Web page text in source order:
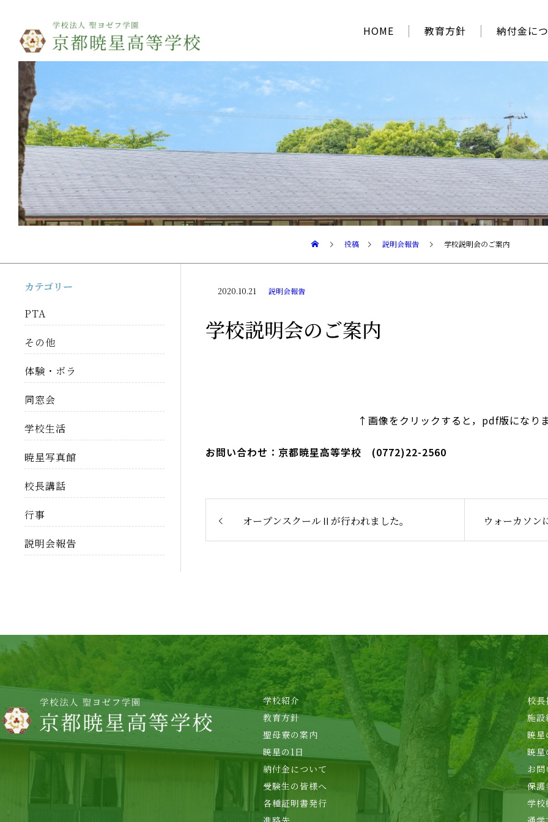
HOME 教育方針 納付金に
投稿 説明会報告 学校説明会のご案内
2020.10.21 説明会報告
学校説明会のご案内
↑画像をクリックすると，pdf版になりま
お問い合わせ：京都暁星高等学校 (0772)22-2560
オープンスクールⅡが行われました。 ウォーカソン
カテゴリー
PTA
その他
体験・ボラ
同窓会
学校生活
暁星写真館
校長講話
行事
説明会報告
学校紹介
校長
教育方針
施設
聖母寮の案内
暁星
暁星の1日
暁星
納付金について
お
受験生の皆様へ
保護
各種証明書発行
学校